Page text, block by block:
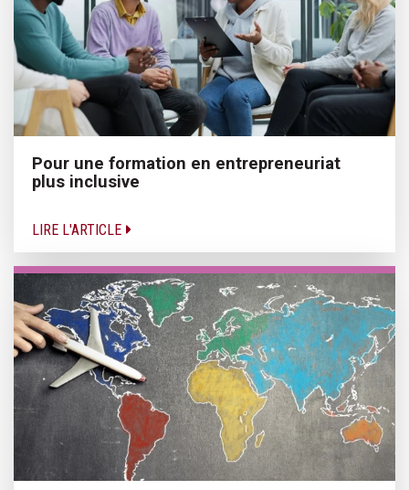
Pour une formation en entrepreneuriat
plus inclusive
LIRE L'ARTICLE